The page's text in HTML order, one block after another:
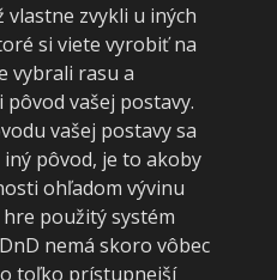
vlastne zvykli u iných
si viete vyrobiť na
vybrali rasu a
vašej postavy.
vašej postavy sa
pôvod, je to akoby
ohľadom vývinu
použitý systém
nemá skoro vôbec
toľko prístupnejší